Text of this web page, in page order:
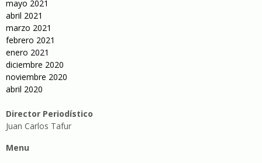
mayo 2021
abril 2021
marzo 2021
febrero 2021
enero 2021
diciembre 2020
noviembre 2020
abril 2020
Director Periodístico
Juan Carlos Tafur
Menu